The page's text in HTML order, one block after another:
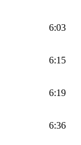
6:03
6:15
6:19
6:36